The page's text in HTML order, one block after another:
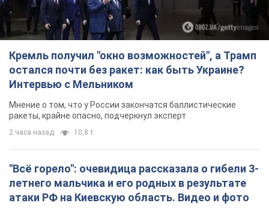
Кремль получил "окно возможностей", а Трамп
остался почти без ракет: как быть Украине?
Интервью с Мельником
Мнение о том, что у России закончатся баллистические
ракеты, крайне опасно, подчеркнул эксперт
2 часа назад 10,8 т.
"Всё горело": очевидица рассказала о гибели 3-
летнего мальчика и его родных в результате
атаки РФ на Киевскую область. Видео и фото